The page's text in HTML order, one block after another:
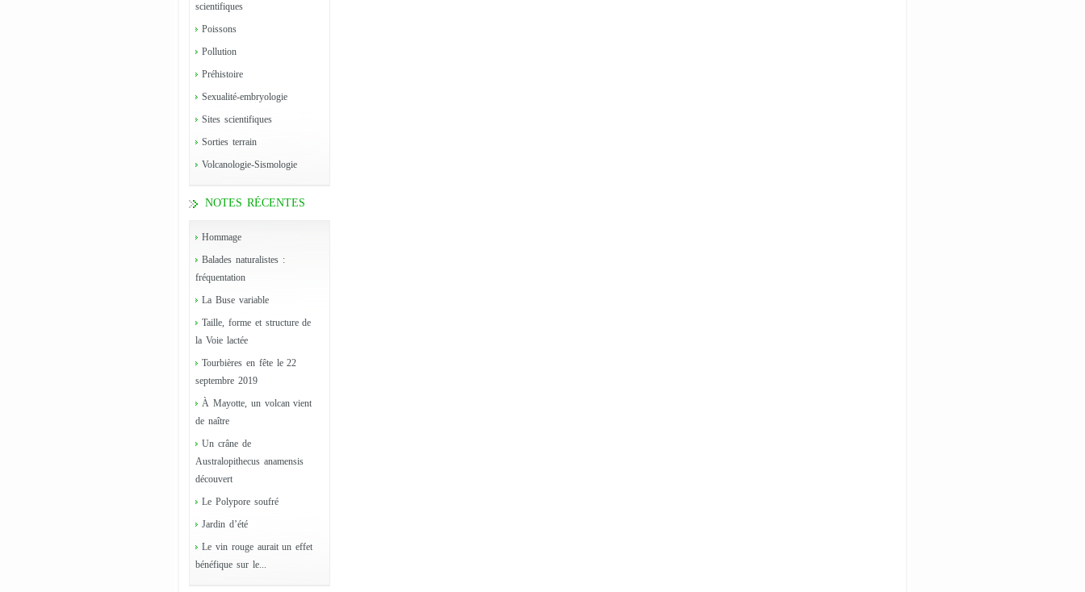
scientifiques
Poissons
Pollution
Préhistoire
Sexualité-embryologie
Sites scientifiques
Sorties terrain
Volcanologie-Sismologie
NOTES RÉCENTES
Hommage
Balades naturalistes :
fréquentation
La Buse variable
Taille, forme et structure de
la Voie lactée
Tourbières en fête le 22
septembre 2019
À Mayotte, un volcan vient
de naître
Un crâne de
Australopithecus anamensis
découvert
Le Polypore soufré
Jardin d’été
Le vin rouge aurait un effet
bénéfique sur le...